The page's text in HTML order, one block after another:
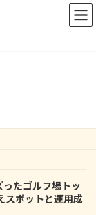
ったゴルフ場トッ
スポットと運用成